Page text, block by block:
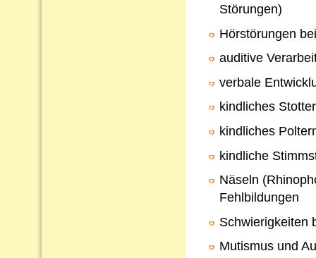
Störungen)
Hörstörungen
auditive
verbale
kindliches
kindliches
kindliche
Näseln
Fehlbildungen
Schwierigkeiten
Mutismus und